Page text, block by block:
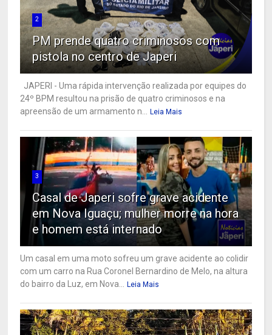
2
PM prende quatro criminosos com
pistola no centro de Japeri
JAPERI - Uma rápida intervenção realizada por equipes do
24º BPM resultou na prisão de quatro criminosos e na
apreensão de um armamento n...
Leia Mais
3
Casal de Japeri sofre grave acidente
em Nova Iguaçu; mulher morre na hora
e homem está internado
Um casal em uma moto sofreu um grave acidente ao colidir
com um carro na Rua Coronel Bernardino de Melo, na altura
do bairro da Luz, em Nova...
Leia Mais